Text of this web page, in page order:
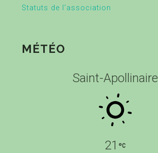
Statuts de l’association
MÉTÉO
Saint-Apollinaire
21